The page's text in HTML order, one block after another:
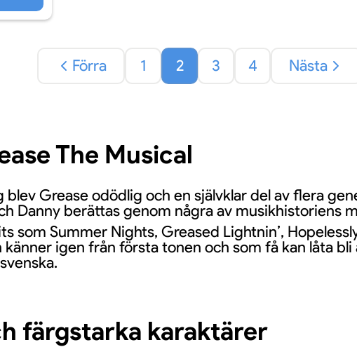
Förra 1 2 3 4 Nästa
The Musical
Grease odödlig och en självklar del av flera
Danny berättas genom några av musikhistoriens
som Summer Nights, Greased Lightnin’,
igen från första tonen och som få kan låta
färgstarka karaktärer